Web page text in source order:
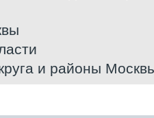
и районы